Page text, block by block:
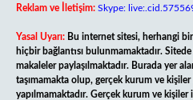
Reklam ve İletişim: Skype:
Yasal Uyarı: Bu internet sitesi, herhangi
hiçbir bağlantısı bulunmamaktadır. Sitede
makaleler paylaşılmaktadır. Burada yer
taşımamakta olup, gerçek kurum ve kişiler
yapılmamaktadır. Gerçek kurum ve